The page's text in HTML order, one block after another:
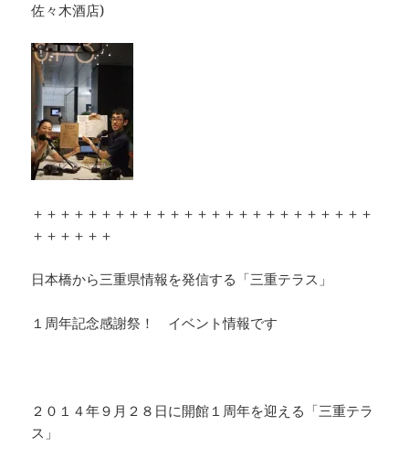
佐々木酒店)
＋＋＋＋＋＋＋＋＋＋＋＋＋＋＋＋＋＋＋＋＋＋＋＋＋
＋＋＋＋＋＋
日本橋から三重県情報を発信する「三重テラス」
１周年記念感謝祭！ イベント情報です
２０１４年９月２８日に開館１周年を迎える「三重テラ
ス」